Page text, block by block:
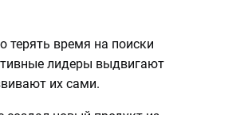
терять время на поиски
лидеры выдвигают
их сами.